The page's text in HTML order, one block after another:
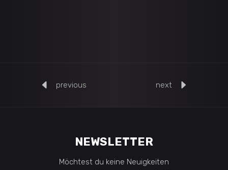
previous next
NEWSLETTER
Möchtest du keine Neuigkeiten